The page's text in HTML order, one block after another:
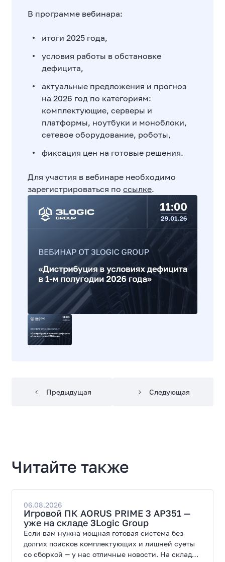
В программе вебинара:
итоги 2025 года,
условия работы в обстановке
дефицита,
актуальные предложения и прогноз
на 2026 год по категориям:
комплектующие, серверы и
платформы, ноутбуки и моноблоки,
сетевое оборудование, роботы,
фиксация цен на готовые решения.
Для участия в вебинаре необходимо
зарегистрироваться поссылке.
Предыдущая Следующая
Читайте также
06.08.2026
Игровой ПК AORUS PRIME 3 AP351 —
уже на складе 3Logic Group
Если вам нужна мощная готовая система без
долгих поисков комплектующих и лишней суеты
со сборкой — у нас отличные новости. На склад